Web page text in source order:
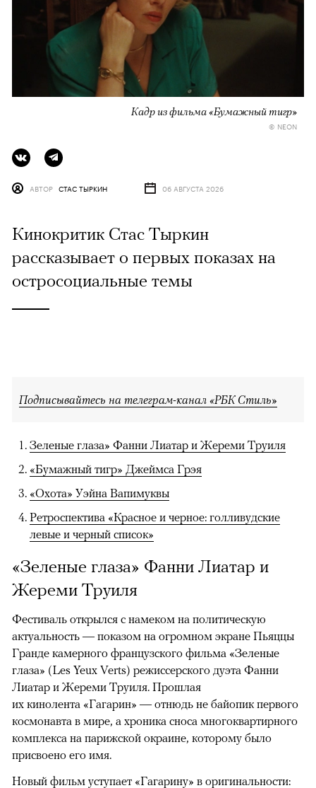
Кадр из фильма «Бумажный тигр»
© NEON
АВТОР СТАС ТЫРКИН 06 АВГУСТА 2026
Кинокритик Стас Тыркин
рассказывает о первых показах на
остросоциальные темы
Подписывайтесь на телеграм-канал «РБК Стиль»
Зеленые глаза» Фанни Лиатар и Жереми Труиля
«Бумажный тигр» Джеймса Грэя
«Охота» Уэйна Вапимуквы
Ретроспектива «Красное и черное: голливудские
левые и черный список»
«Зеленые глаза» Фанни Лиатар и
Жереми Труиля
Фестиваль открылся с намеком на политическую
актуальность — показом на огромном экране Пьяццы
Гранде камерного французского фильма «Зеленые
глаза» (Les Yeux Verts) режиссерского дуэта Фанни
Лиатар и Жереми Труиля. Прошлая
их кинолента «Гагарин» — отнюдь не байопик первого
космонавта в мире, а хроника сноса многоквартирного
комплекса на парижской окраине, которому было
присвоено его имя.
Новый фильм уступает «Гагарину» в оригинальности: